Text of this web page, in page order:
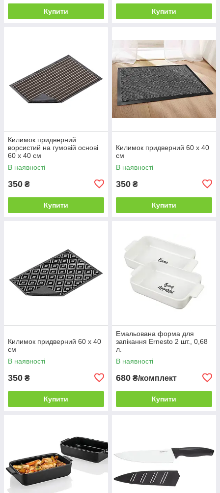
Купити Купити
Килимок придверний
ворсистий на гумовій основі
60 х 40 см
В наявності
350 ₴
Купити
Килимок придверний 60 х 40
см
В наявності
350 ₴
Купити
Килимок придверний 60 х 40
см
В наявності
350 ₴
Купити
Емальована форма для
запікання Ernesto 2 шт., 0,68
л.
В наявності
680 ₴/комплект
Купити